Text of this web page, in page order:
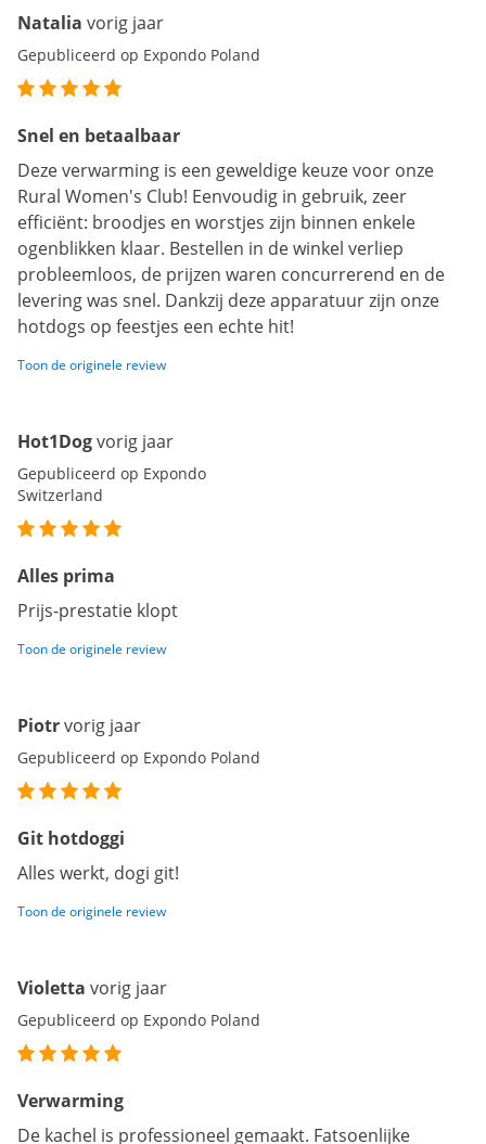
Natalia vorig jaar
Gepubliceerd op Expondo Poland
Snel en betaalbaar
Deze verwarming is een geweldige keuze voor onze
Rural Women's Club! Eenvoudig in gebruik, zeer
efficiënt: broodjes en worstjes zijn binnen enkele
ogenblikken klaar. Bestellen in de winkel verliep
probleemloos, de prijzen waren concurrerend en de
levering was snel. Dankzij deze apparatuur zijn onze
hotdogs op feestjes een echte hit!
Toon de originele review
Hot1Dogvorig jaar
Gepubliceerd op Expondo
Switzerland
Alles prima
Prijs-prestatie klopt
Toon de originele review
Piotrvorig jaar
Gepubliceerd op Expondo Poland
Git hotdoggi
Alles werkt, dogi git!
Toon de originele review
Violetta vorig jaar
Gepubliceerd op Expondo Poland
Verwarming
De kachel is professioneel gemaakt. Fatsoenlijke